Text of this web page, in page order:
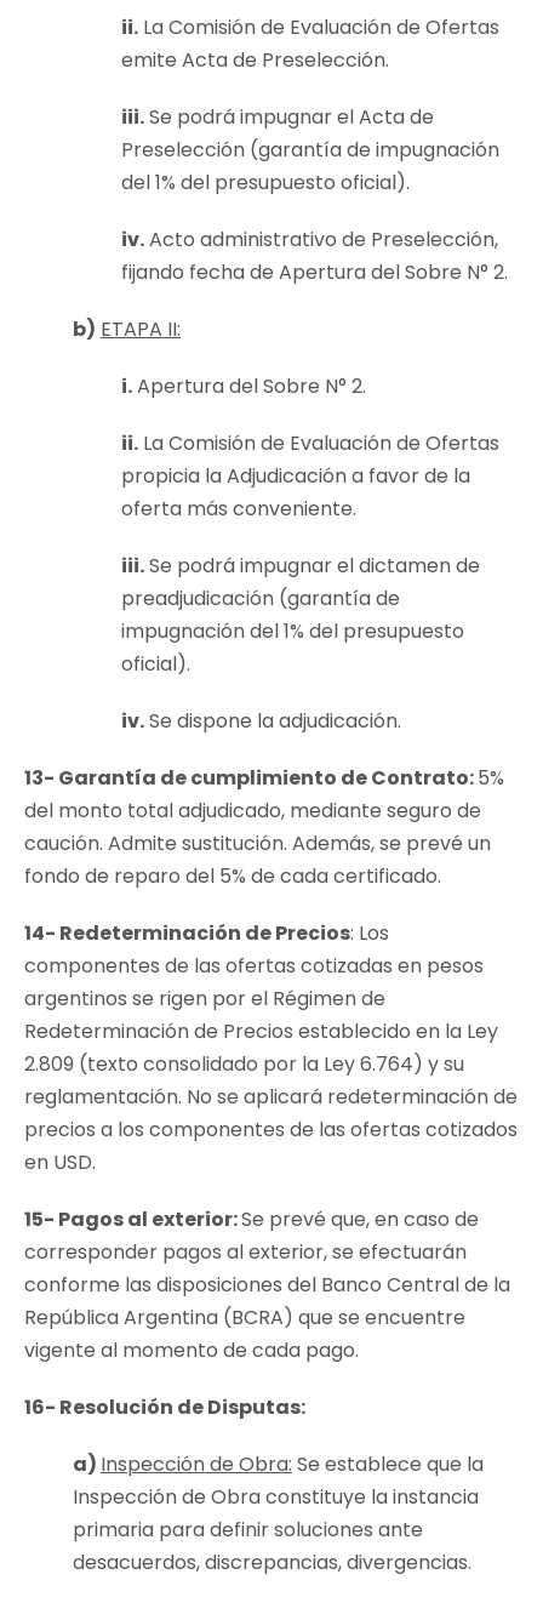
ii. La Comisión de Evaluación de Ofertas
emite Acta de Preselección.
iii.Se podrá impugnar el Acta de
Preselección (garantía de impugnación
del 1% del presupuesto oficial).
iv.Acto administrativo de Preselección,
fijando fecha de Apertura del Sobre N° 2.
b) ETAPA II:
i.Apertura del Sobre N° 2.
ii. La Comisión de Evaluación de Ofertas
propicia la Adjudicación a favor de la
oferta más conveniente.
iii.Se podrá impugnar el dictamen de
preadjudicación (garantía de
impugnación del 1% del presupuesto
oficial).
iv.Se dispone la adjudicación.
13- Garantía de cumplimiento de Contrato:5%
del monto total adjudicado, mediante seguro de
caución. Admite sustitución. Además, se prevé un
fondo de reparo del 5% de cada certificado.
14- Redeterminación de Precios: Los
componentes de las ofertas cotizadas en pesos
argentinos se rigen por el Régimen de
Redeterminación de Precios establecido en la Ley
2.809 (texto consolidado por la Ley 6.764) y su
reglamentación. No se aplicará redeterminación de
precios a los componentes de las ofertas cotizados
en USD.
15- Pagos al exterior:Se prevé que, en caso de
corresponder pagos al exterior, se efectuarán
conforme las disposiciones del Banco Central de la
República Argentina (BCRA) que se encuentre
vigente al momento de cada pago.
16- Resolución de Disputas:
a) Inspección de Obra: Se establece que la
Inspección de Obra constituye la instancia
primaria para definir soluciones ante
desacuerdos, discrepancias, divergencias.